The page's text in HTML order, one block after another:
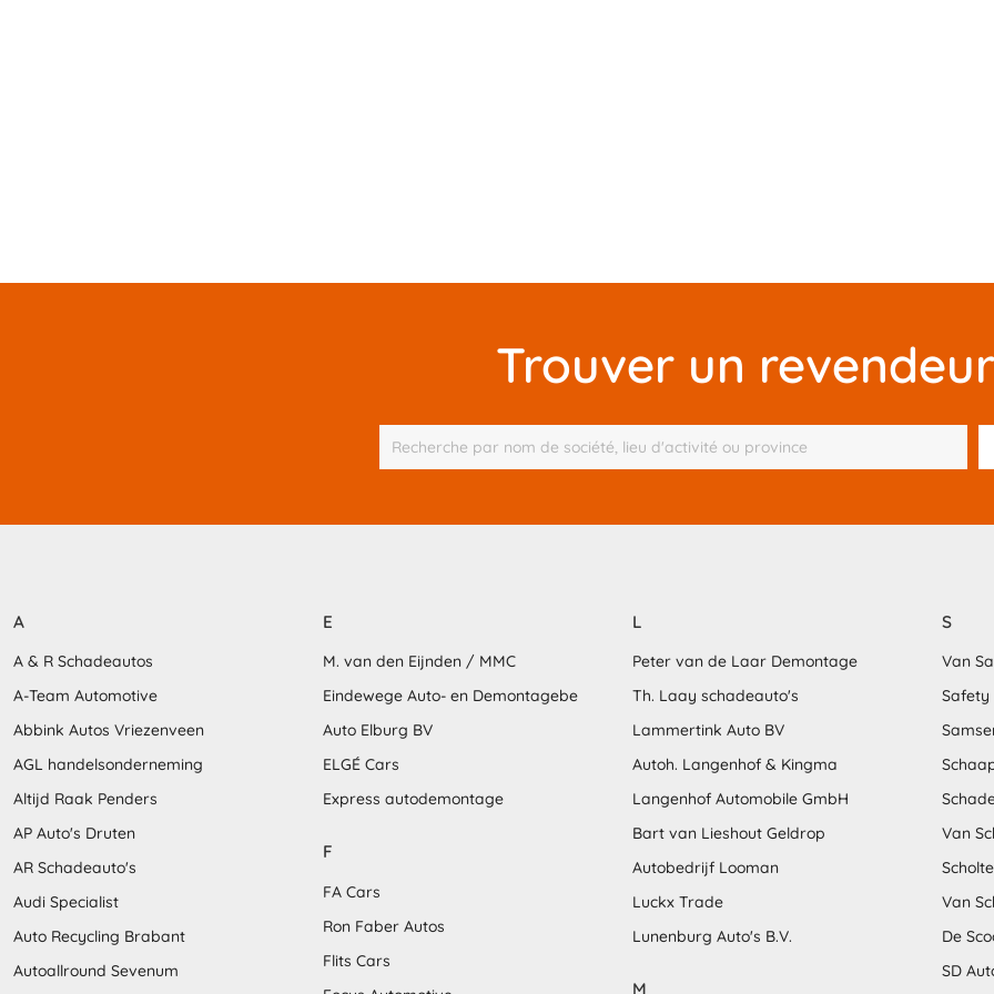
Trouver un revendeur
A
A & R Schadeautos
A-Team Automotive
Abbink Autos Vriezenveen
AGL handelsonderneming
Altijd Raak Penders
AP Auto's Druten
AR Schadeauto's
Audi Specialist
Auto Recycling Brabant
Autoallround Sevenum
E
M. van den Eijnden / MMC
Eindewege Auto- en Demontagebe
Auto Elburg BV
ELGÉ Cars
Express autodemontage
F
FA Cars
Ron Faber Autos
Flits Cars
L
Peter van de Laar Demontage
Th. Laay schadeauto's
Lammertink Auto BV
Autoh. Langenhof & Kingma
Langenhof Automobile GmbH
Bart van Lieshout Geldrop
Autobedrijf Looman
Luckx Trade
Lunenburg Auto's B.V.
M
S
Van
Safety
Van
Van
De
SD